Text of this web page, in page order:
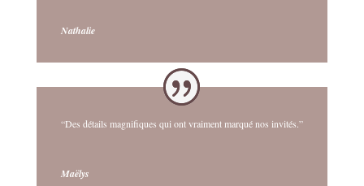
Nathalie
“Des détails magnifiques qui ont vraiment marqué nos invités.”
Maëlys